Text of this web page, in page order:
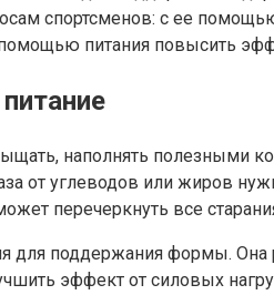
спортсменов: с ее
питания повысить
наполнять полезными
от углеводов или жиров
перечеркнуть все
для поддержания формы. Она
эффект от силовых